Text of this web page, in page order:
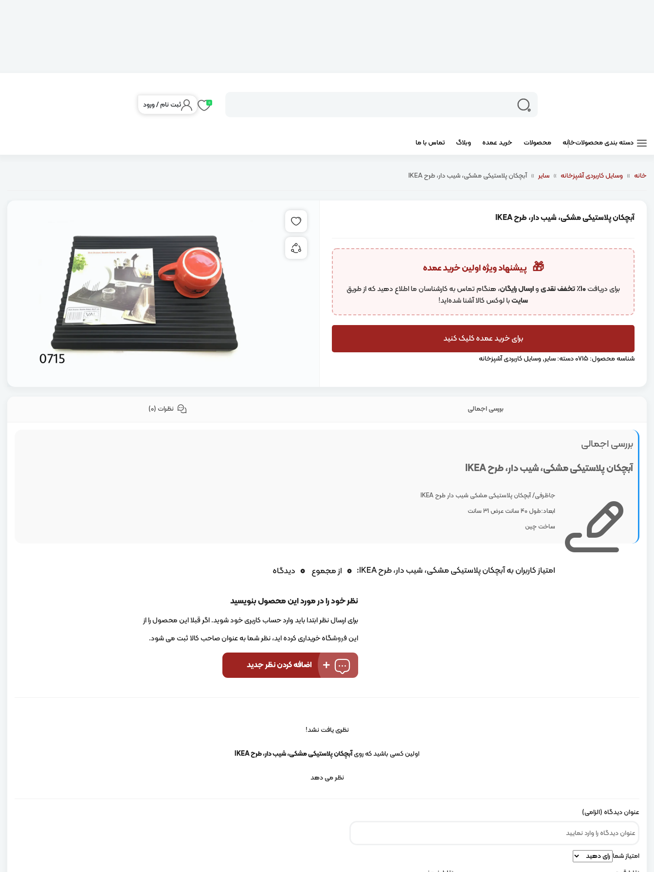
0 ثبت نام/
دسته بندی محصولاتخانه محصولات خرید عمده وبلاگ تماس با ما
خانه » وسایل کاربردی آشپزخانه » سایر » آبچکان پلاستیکی مشکی، شیب دار، طرح IKEA
به اشتراک گذاری محصول
آبچکان پلاستیکی مشکی، شیب دار، طرح IKEA
🎁 پیشنهاد ویژه اولین خرید عمده
برای دریافت۱۰٪ تخفف نقدی وارسال رایگان، هنگام تماس به کارشناسان ما اطلاع دهید که از طریق
سایتبا لوکس کالا آشنا شده‌اید!
برای خرید عمده کلیک کنید
شناسه محصول:0715دسته:سایر,وسایل کاربردی آشپزخانه
بررسی اجمالی نظرات (0)
بررسی اجمالی
آبچکان پلاستیکی مشکی، شیب دار، طرح IKEA
جاظرفی/ آبچکان پلاستیکی مشکی شیب دار طرح IKEA
ابعاد:طول 40 سانت عرض 31 سانت
ساخت چین
امتیاز کاربران به آبچکان پلاستیکی مشکی، شیب دار، طرح IKEA: 0 از مجموع 0 دیدگاه
نظر خود را در مورد این محصول بنویسید
برای ارسال نظر ابتدا باید وارد حساب کاربری خود شوید. اگر قبلا این محصول را از
این فروشگاه خریداری کرده اید، نظر شما به عنوان صاحب کالا ثبت می شود.
اضافه کردن نظر جدید
نظری یافت نشد!
اولین کسی باشید که رویآبچکان پلاستیکی مشکی، شیب دار، طرح IKEA
نظر می دهد
عنوان دیدگاه (الزامی)
امتیاز شما